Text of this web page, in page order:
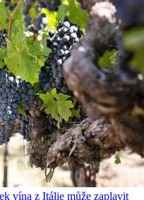
vína z Itálie může zaplavit